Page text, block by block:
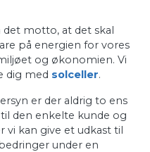
det motto, at det skal
på energien for vores
og økonomien. Vi
dig med solceller.
er der aldrig to ens
den enkelte kunde og
kan give et udkast til
under en